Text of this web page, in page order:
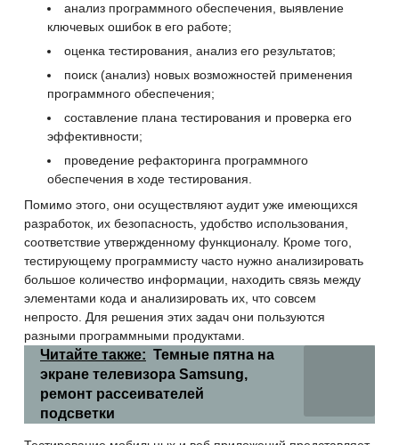
анализ программного обеспечения, выявление
ключевых ошибок в его работе;
оценка тестирования, анализ его результатов;
поиск (анализ) новых возможностей применения
программного обеспечения;
составление плана тестирования и проверка его
эффективности;
проведение рефакторинга программного
обеспечения в ходе тестирования.
Помимо этого, они осуществляют аудит уже имеющихся
разработок, их безопасность, удобство использования,
соответствие утвержденному функционалу. Кроме того,
тестирующему программисту часто нужно анализировать
большое количество информации, находить связь между
элементами кода и анализировать их, что совсем
непросто. Для решения этих задач они пользуются
разными программными продуктами.
Читайте также: Темные пятна на
экране телевизора Samsung,
ремонт рассеивателей
подсветки